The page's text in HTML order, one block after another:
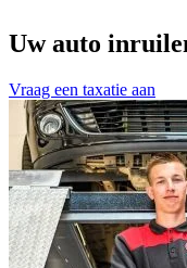
Uw auto
Vraag een taxatie aan